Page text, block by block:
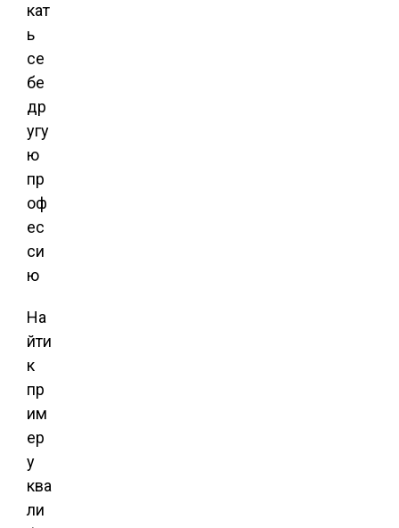
кат
ь
се
бе
др
угу
ю
пр
оф
ес
си
ю
На
йти
к
пр
им
ер
у
ква
ли